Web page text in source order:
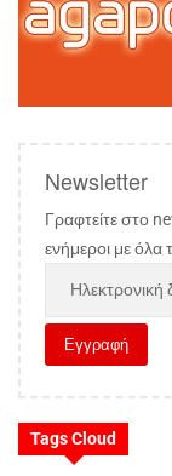
Newsletter
Γραφτείτε στο
ενήμεροι με όλα
Tags Cloud